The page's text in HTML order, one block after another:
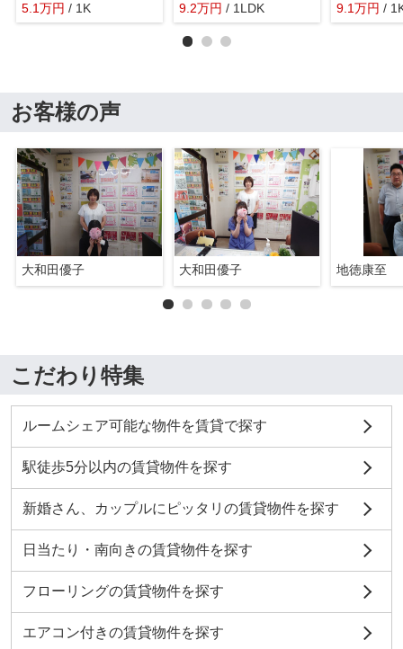
5.1万円 / 1K
9.2万円 / 1LDK
9.1万円 /
お客様の声
大和田優子 大和田優子 地徳康至
こだわり特集
ルームシェア可能な物件を賃貸で探す
駅徒歩5分以内の賃貸物件を探す
新婚さん、カップルにピッタリの賃貸物件を探す
日当たり・南向きの賃貸物件を探す
フローリングの賃貸物件を探す
エアコン付きの賃貸物件を探す